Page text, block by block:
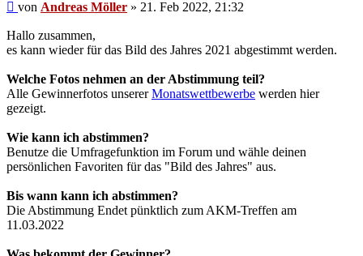
Beitrag
von Andreas Möller » 21. Feb 2022, 21:32
Hallo zusammen,
es kann wieder für das Bild des Jahres 2021 abgestimmt werden.
Welche Fotos nehmen an der Abstimmung teil?
Alle Gewinnerfotos unsererMonatswettbewerbe werden hier
gezeigt.
Wie kann ich abstimmen?
Benutze die Umfragefunktion im Forum und wähle deinen
persönlichen Favoriten für das "Bild des Jahres" aus.
Bis wann kann ich abstimmen?
Die Abstimmung Endet pünktlich zum AKM-Treffen am
11.03.2022